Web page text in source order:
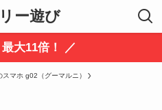
ー遊び
大11倍！ ／
スマホ g02（グーマルニ）